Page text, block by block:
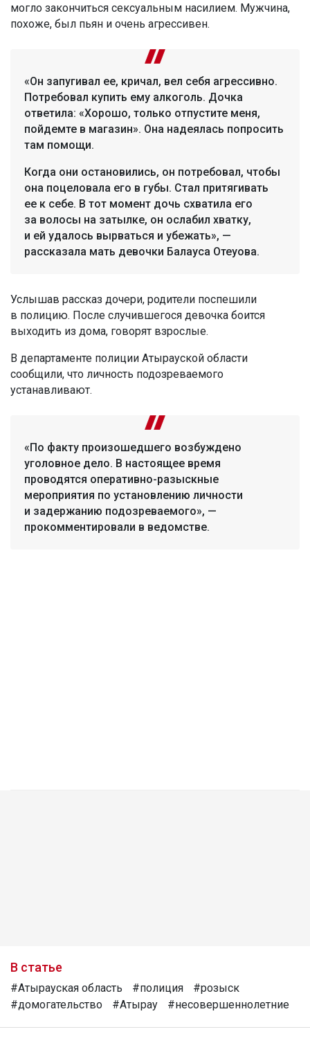
могло закончиться сексуальным насилием. Мужчина,
похоже, был пьян и очень агрессивен.
«Он запугивал ее, кричал, вел себя агрессивно.
Потребовал купить ему алкоголь. Дочка
ответила: «Хорошо, только отпустите меня,
пойдемте в магазин». Она надеялась попросить
там помощи.
Когда они остановились, он потребовал, чтобы
она поцеловала его в губы. Стал притягивать
ее к себе. В тот момент дочь схватила его
за волосы на затылке, он ослабил хватку,
и ей удалось вырваться и убежать», —
рассказала мать девочки Балауса Отеуова.
Услышав рассказ дочери, родители поспешили
в полицию. После случившегося девочка боится
выходить из дома, говорят взрослые.
В департаменте полиции Атырауской области
сообщили, что личность подозреваемого
устанавливают.
«По факту произошедшего возбуждено
уголовное дело. В настоящее время
проводятся оперативно-разыскные
мероприятия по установлению личности
и задержанию подозреваемого», —
прокомментировали в ведомстве.
В статье
#Атырауская область #полиция
#розыск
#домогательство
#Атырау #несовершеннолетние